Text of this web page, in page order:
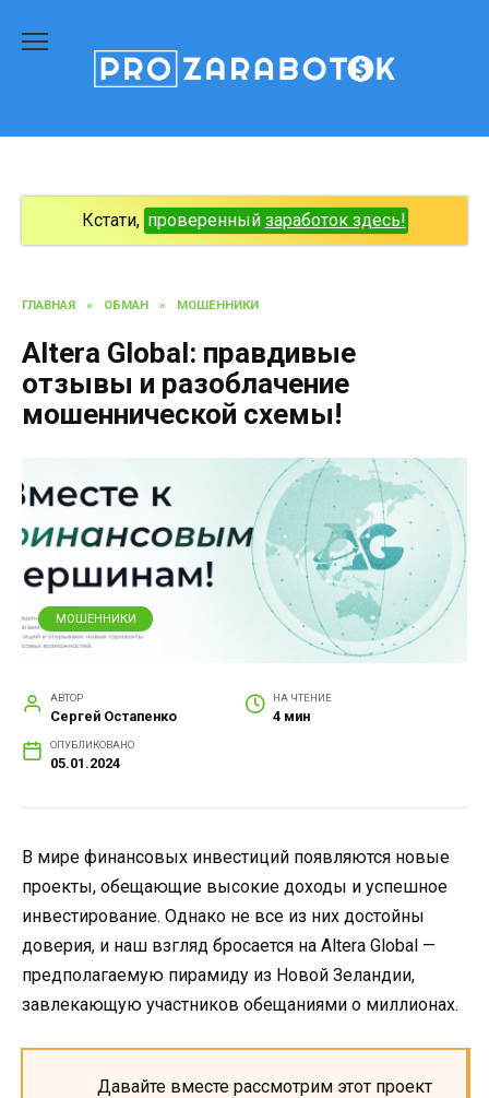
содержанию
Кстати, проверенный заработок здесь!
ГЛАВНАЯ » ОБМАН » МОШЕННИКИ
Altera Global: правдивые
отзывы и разоблачение
мошеннической схемы!
МОШЕННИКИ
АВТОР
Сергей Остапенко
НА ЧТЕНИЕ
4 мин
ОПУБЛИКОВАНО
05.01.2024
В мире финансовых инвестиций появляются новые
проекты, обещающие высокие доходы и успешное
инвестирование. Однако не все из них достойны
доверия, и наш взгляд бросается на Altera Global —
предполагаемую пирамиду из Новой Зеландии,
завлекающую участников обещаниями о миллионах.
Давайте вместе рассмотрим этот проект